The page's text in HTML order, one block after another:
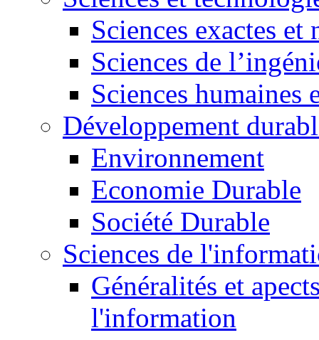
Sciences exactes et
Sciences de
Sciences humaines
Développement
Environnement
Economie Durable
Société Durable
Sciences de
Généralités et
l'information